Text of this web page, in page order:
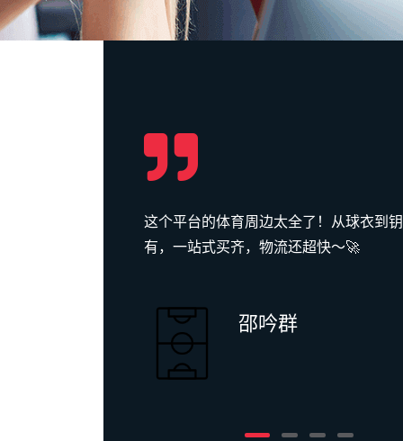
这个平台的体育周边太全了！从球衣到
有，一站式买齐，物流还超快～🚀
邵吟群